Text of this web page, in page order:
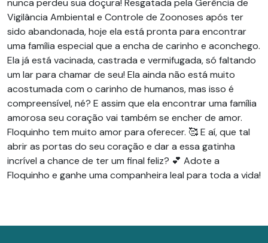
Vigilância Ambiental e Controle de Zoonoses após ter
sido abandonada, hoje ela está pronta para encontrar
uma família especial que a encha de carinho e aconchego.
Ela já está vacinada, castrada e vermifugada, só faltando
um lar para chamar de seu! Ela ainda não está muito
acostumada com o carinho de humanos, mas isso é
compreensível, né? E assim que ela encontrar uma família
amorosa seu coração vai também se encher de amor.
Floquinho tem muito amor para oferecer. 🥰 E aí, que tal
abrir as portas do seu coração e dar a essa gatinha
incrível a chance de ter um final feliz? 💕 Adote a
Floquinho e ganhe uma companheira leal para toda a vida!